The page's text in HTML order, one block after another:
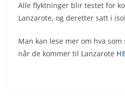
Alle flyktninger blir testet for
Lanzarote, og deretter satt i
Man kan lese mer om hva
når de kommer til Lanzarote